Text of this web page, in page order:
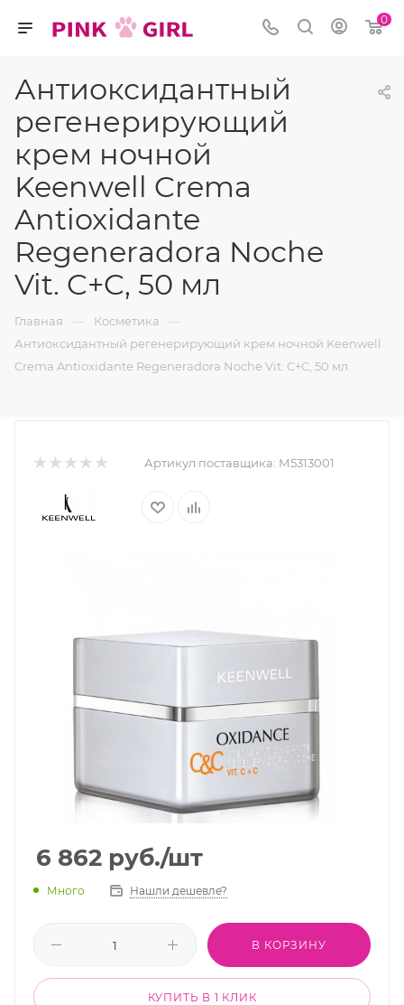
0
Антиоксидантный
регенерирующий
крем ночной
Keenwell Crema
Antioxidante
Regeneradora Noche
Vit. C+C, 50 мл
Главная — Косметика —
Антиоксидантный регенерирующий крем ночной Keenwell
Crema Antioxidante Regeneradora Noche Vit. C+C, 50 мл
Артикул поставщика: М5313001
6 862 руб./шт
Много Нашли дешевле?
В КОРЗИНУ
КУПИТЬ В 1 КЛИК